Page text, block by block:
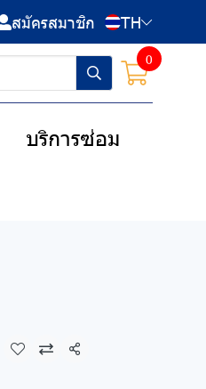
สมัครสมาชิก TH
0
บริการซ่อม
แชร์